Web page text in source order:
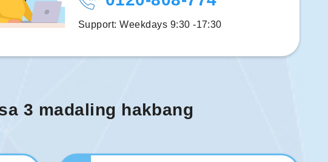
Support: Weekdays 9:30 -17:30
3 madaling hakbang